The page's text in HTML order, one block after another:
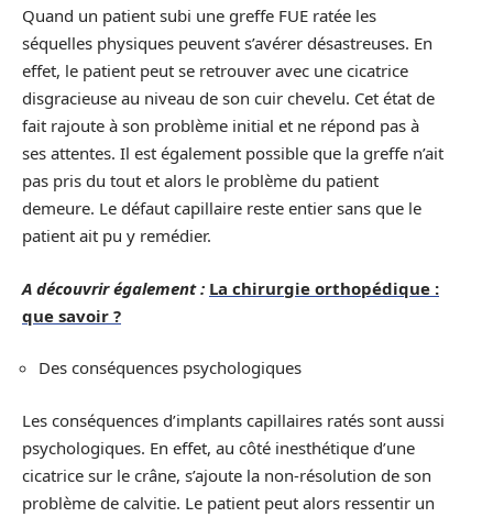
Quand un patient subi une greffe FUE ratée les
séquelles physiques peuvent s’avérer désastreuses. En
effet, le patient peut se retrouver avec une cicatrice
disgracieuse au niveau de son cuir chevelu. Cet état de
fait rajoute à son problème initial et ne répond pas à
ses attentes. Il est également possible que la greffe n’ait
pas pris du tout et alors le problème du patient
demeure. Le défaut capillaire reste entier sans que le
patient ait pu y remédier.
A découvrir également : La chirurgie orthopédique :
que savoir ?
Des conséquences psychologiques
Les conséquences d’implants capillaires ratés sont aussi
psychologiques. En effet, au côté inesthétique d’une
cicatrice sur le crâne, s’ajoute la non-résolution de son
problème de calvitie. Le patient peut alors ressentir un